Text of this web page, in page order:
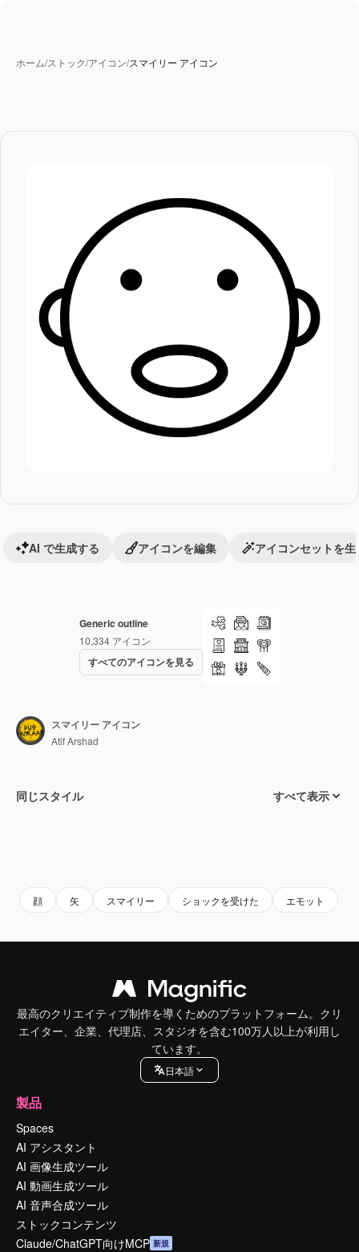
ホーム/ストック/アイコン/スマイリー アイコン
Generic outline
10,334 アイコン
すべてのアイコンを見る
AI で生成する アイコンを編集 アイコンセットを生
スマイリー アイコン
Atif Arshad
同じスタイル すべて表示
顔 矢 スマイリー ショックを受けた エモット
最高のクリエイティブ制作を導くためのプラットフォーム。クリ
エイター、企業、代理店、スタジオを含む100万人以上が利用し
ています。
日本語
製品
Spaces
AI アシスタント
AI 画像生成ツール
AI 動画生成ツール
AI 音声合成ツール
ストックコンテンツ
Claude/ChatGPT向けMCP 新規